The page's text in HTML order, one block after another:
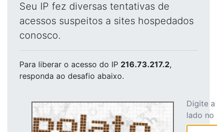
Seu IP fez diversas tentativas de
acessos suspeitos a sites hospedados
conosco.
Para liberar o acesso do IP 216.73.217.2,
responda ao desafio abaixo.
Digite
lado no